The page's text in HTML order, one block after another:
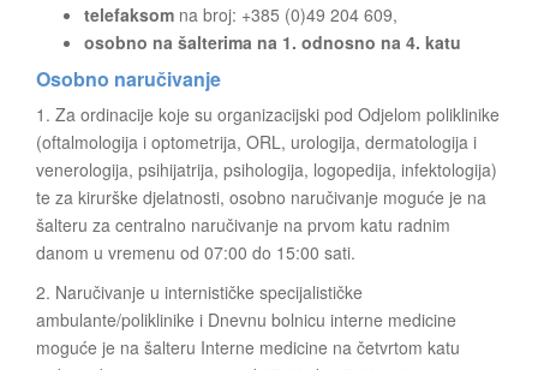
telefaksom na broj: +385 (0)49 204 609,
osobno na šalterima na 1. odnosno na 4. katu
Osobno naručivanje
1. Za ordinacije koje su organizacijski pod Odjelom poliklinike
(oftalmologija i optometrija, ORL, urologija, dermatologija i
venerologija, psihijatrija, psihologija, logopedija, infektologija)
te za kirurške djelatnosti, osobno naručivanje moguće je na
šalteru za centralno naručivanje na prvom katu radnim
danom u vremenu od 07:00 do 15:00 sati.
2. Naručivanje u internističke specijalističke
ambulante/poliklinike i Dnevnu bolnicu interne medicine
moguće je na šalteru Interne medicine na četvrtom katu